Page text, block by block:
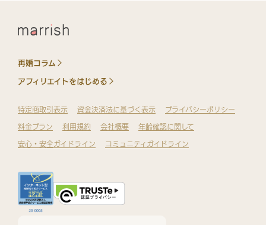
再婚コラム
アフィリエイトをはじめる
特定商取引表示 資金決済法に基づく表示 プライバシーポリシー
料金プラン 利用規約 会社概要 年齢確認に関して
安心・安全ガイドライン コミュニティガイドライン